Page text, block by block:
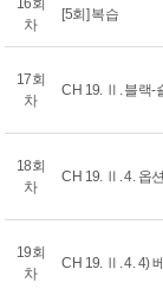
16회
차
[5회] 복습
17회
차
CH 19. Ⅱ. 블랙-
18회
차
CH 19. Ⅱ. 4. 옵
19회
차
CH 19. Ⅱ. 4. 4)